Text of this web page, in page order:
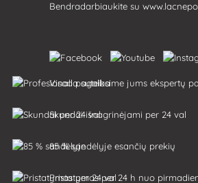
Bendradarbiaukite su
Visada suteiksime jums ekspertų
Skundai išnagrinėjami per 24 val
85 % sandėlyje esančių prekių
Pristatymas per 24 h nuo